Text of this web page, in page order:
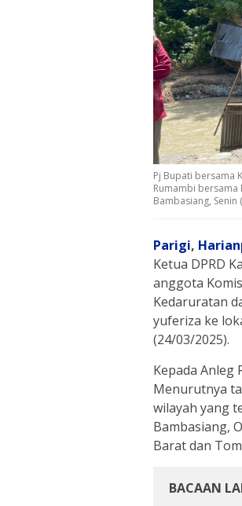
Pj Bupati bersama
Rumambi
Bambasiang, Senin
Parigi,
Ketua DPRD
anggota
Kedaruratan
yuferiza ke
(24/03/2025).
Kepada Anleg
Menurutnya
wilayah yang
Bambasiang,
Barat dan
BACAAN